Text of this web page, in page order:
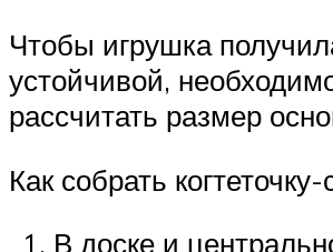
Чтобы игрушка
устойчивой,
рассчитать размер
Как собрать
В доске и